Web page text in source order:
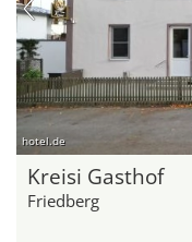
hotel.de
Kreisi Gasthof
Friedberg